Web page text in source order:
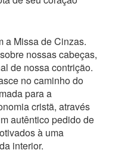
a Missa de Cinzas.
nossas cabeças,
de nossa contrição.
no caminho do
para a
cristã, através
autêntico pedido de
à uma
interior.